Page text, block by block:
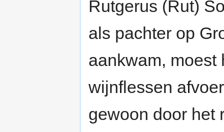
Rutgerus (Rut)
als pachter op
aankwam, moest
wijnflessen
gewoon door het